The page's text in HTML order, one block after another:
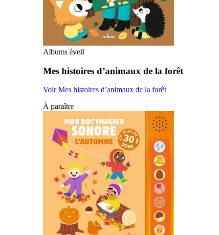
Albums éveil
Mes histoires d’animaux de la forêt
Voir Mes histoires d’animaux de la forêt
À paraître